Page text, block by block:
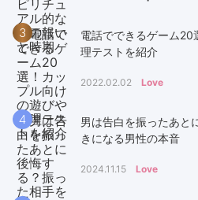
3
電話でできるゲーム20
理テストを紹介
2022.02.02 Love
4
男は告白を振ったあと
きになる男性の本音
2024.11.15 Love